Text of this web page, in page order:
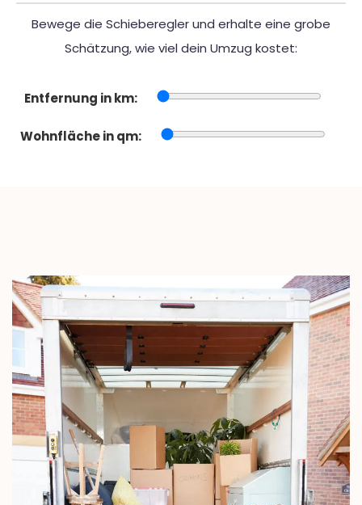
Bewege die Schieberegler und erhalte eine grobe
Schätzung, wie viel dein Umzug kostet:
Entfernung in km:
Wohnfläche in qm: